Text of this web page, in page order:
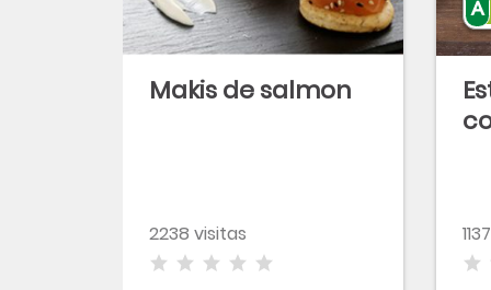
Makis de salmon
2238 visitas